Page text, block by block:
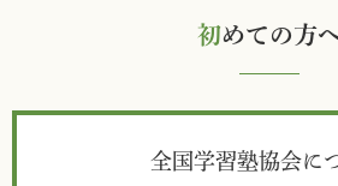
初めての方
全国学習塾協会に